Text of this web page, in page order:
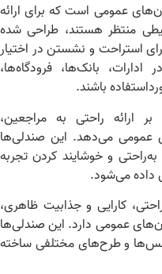
عمومی است که برای ارائه
منتظر هستند، طراحی شده
استراحت و نشستن در اختیار
بانک‌ها، فرودگاه‌ها،
باشند.
ارائه راحتی به مراجعین،
عمومی می‌دهد. این صندلی‌ها
و خوشایند کردن تجربه
می‌شود.
کارایی و جذابیت ظاهری،
عمومی دارد. این صندلی‌ها
و طرح‌های مختلفی ساخته